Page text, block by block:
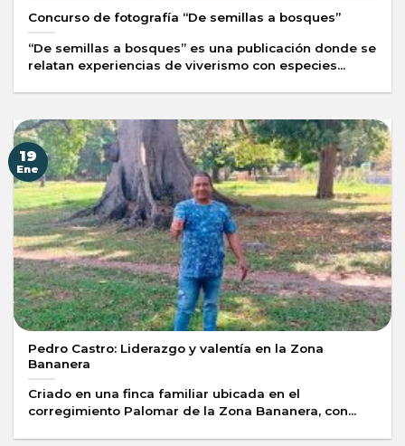
Concurso de fotografía “De semillas a bosques”
“De semillas a bosques” es una publicación donde se
relatan experiencias de viverismo con especies...
Pedro Castro: Liderazgo y valentía en la Zona
Bananera
Criado en una finca familiar ubicada en el
corregimiento Palomar de la Zona Bananera, con...
19
Ene